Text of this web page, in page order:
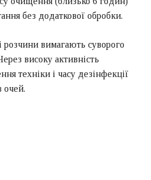
без додаткової обробки.
вимагають суворого
високу активність
техніки і часу дезінфекції
очей.